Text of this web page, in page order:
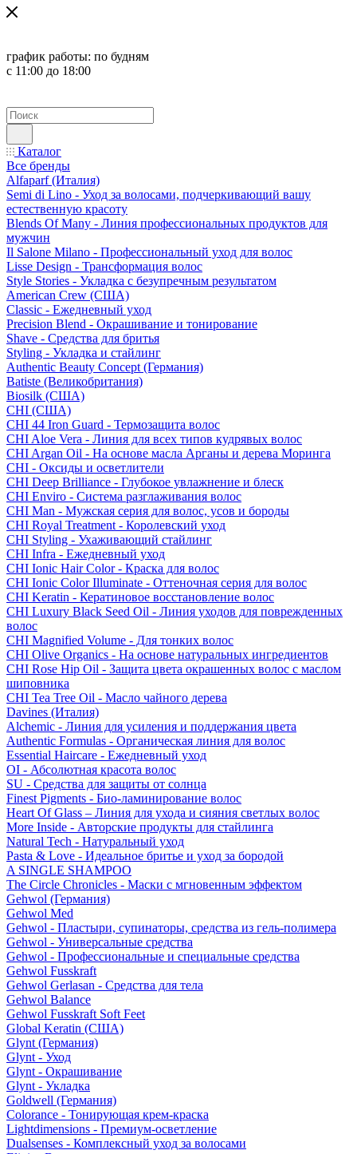
график работы: по будням
с 11:00 до 18:00
Каталог
Все бренды
Alfaparf (Италия)
Semi di Lino - Уход за волосами, подчеркивающий вашу
естественную красоту
Blends Of Many - Линия профессиональных продуктов для
мужчин
Il Salone Milano - Профессиональный уход для волос
Lisse Design - Трансформация волос
Style Stories - Укладка с безупречным результатом
American Crew (США)
Classic - Ежедневный уход
Precision Blend - Окрашивание и тонирование
Shave - Средства для бритья
Styling - Укладка и стайлинг
Authentic Beauty Concept (Германия)
Batiste (Великобритания)
Biosilk (США)
CHI (США)
CHI 44 Iron Guard - Термозащита волос
CHI Aloe Vera - Линия для всех типов кудрявых волос
CHI Argan Oil - На основе масла Арганы и дерева Моринга
CHI - Оксиды и осветлители
CHI Deep Brilliance - Глубокое увлажнение и блеск
CHI Enviro - Система разглаживания волос
CHI Man - Мужская серия для волос, усов и бороды
CHI Royal Treatment - Королевский уход
CHI Styling - Ухаживающий стайлинг
CHI Infra - Ежедневный уход
CHI Ionic Hair Color - Краска для волос
CHI Ionic Color Illuminate - Оттеночная серия для волос
CHI Keratin - Кератиновое восстановление волос
CHI Luxury Black Seed Oil - Линия уходов для поврежденных
волос
CHI Magnified Volume - Для тонких волос
CHI Olive Organics - На основе натуральных ингредиентов
CHI Rose Hip Oil - Защита цвета окрашенных волос с маслом
шиповника
CHI Tea Tree Oil - Масло чайного дерева
Davines (Италия)
Alchemic - Линия для усиления и поддержания цвета
Authentic Formulas - Органическая линия для волос
Essential Haircare - Eжедневный уход
OI - Абсолютная красота волос
SU - Средства для защиты от солнца
Finest Pigments - Био-ламинирование волос
Heart Of Glass – Линия для ухода и сияния светлых волос
More Inside - Авторские продукты для стайлинга
Natural Tech - Натуральный уход
Pasta & Love - Идеальное бритье и уход за бородой
A SINGLE SHAMPOO
The Circle Chronicles - Маски с мгновенным эффектом
Gehwol (Германия)
Gehwol Med
Gehwol - Пластыри, супинаторы, средства из гель-полимера
Gehwol - Универсальные средства
Gehwol - Профессиональные и специальные средства
Gehwol Fusskraft
Gehwol Gerlasan - Средства для тела
Gehwol Balance
Gehwol Fusskraft Soft Feet
Global Keratin (США)
Glynt (Германия)
Glynt - Уход
Glynt - Окрашивание
Glynt - Укладка
Goldwell (Германия)
Colorance - Тонирующая крем-краска
Lightdimensions - Премиум-осветление
Dualsenses - Комплексный уход за волосами